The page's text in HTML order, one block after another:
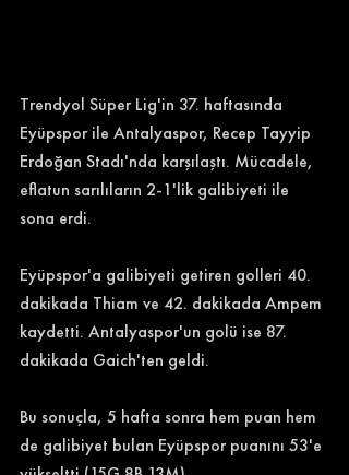
Trendyol Süper Lig'in 37. haftasında
Eyüpspor ile Antalyaspor, Recep Tayyip
Erdoğan Stadı'nda karşılaştı. Mücadele,
eflatun sarılıların 2-1'lik galibiyeti ile
sona erdi.
Eyüpspor'a galibiyeti getiren golleri 40.
dakikada Thiam ve 42. dakikada Ampem
kaydetti. Antalyaspor'un golü ise 87.
dakikada Gaich'ten geldi.
Bu sonuçla, 5 hafta sonra hem puan hem
de galibiyet bulan Eyüpspor puanını 53'e